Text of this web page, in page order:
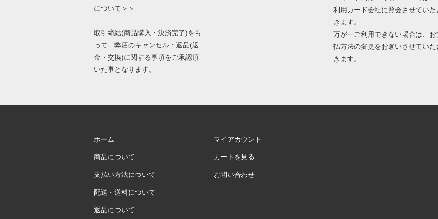
について＞＞
取引締結(商品購入・決済完了)をも
って、弊店のキャンセル・返品(返
金・交換)に関する事項をご承認頂
いた事となります。
利用カード会社に照会させていた
きます。
万が一ご利用できない場合は、お
払方法の変更をお願いさせていた
きます。
ホーム
商品について
支払い方法について
配送・送料について
返品について
マイアカウント
カートを見る
お問い合わせ